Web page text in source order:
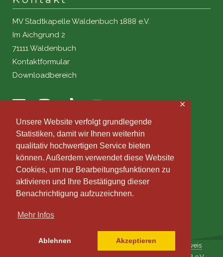
Unsere Website verfolgt grundlegende
Statistiken, damit wir Ihnen weiterhin
qualitativ hochwertigen Service bieten
können. Außerdem verwendet diese Website
Cookies, um nur Bearbeitungsfunktionen zu
aktivieren und Ihre Bestätigung dieser
Benachrichtigung aufzuzeichnen.
Mehr Infos
Ablehnen Akzeptieren
✕
MV Stadtkapelle Waldenbuch 1888 e.V.
Im Aichgrund 2
71111 Waldenbuch
Kontaktformular
Downloadbereich
Impressum|Datenschutz Datenmanagement
Fotohinweis